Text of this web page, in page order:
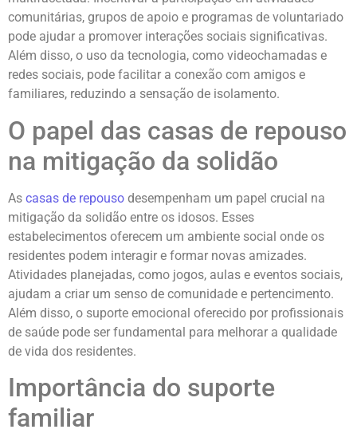
comunitárias, grupos de apoio e programas de voluntariado
pode ajudar a promover interações sociais significativas.
Além disso, o uso da tecnologia, como videochamadas e
redes sociais, pode facilitar a conexão com amigos e
familiares, reduzindo a sensação de isolamento.
O papel das casas de repouso
na mitigação da solidão
As casas de repouso desempenham um papel crucial na
mitigação da solidão entre os idosos. Esses
estabelecimentos oferecem um ambiente social onde os
residentes podem interagir e formar novas amizades.
Atividades planejadas, como jogos, aulas e eventos sociais,
ajudam a criar um senso de comunidade e pertencimento.
Além disso, o suporte emocional oferecido por profissionais
de saúde pode ser fundamental para melhorar a qualidade
de vida dos residentes.
Importância do suporte
familiar